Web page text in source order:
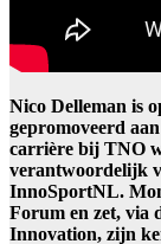
Nico Delleman is
gepromoveerd
carrière bij TNO
verantwoordelijk
InnoSportNL.
Forum en zet, via
Innovation, zijn